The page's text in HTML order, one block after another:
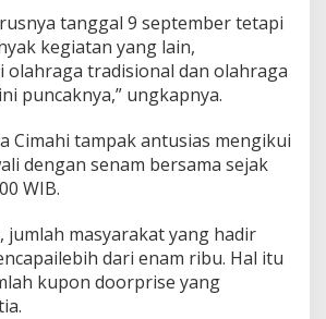
s
t
r
u
k
u
r
h
r
a
tanggal 9 september tetapi
kegiatan yang lain,
olahraga tradisional dan olahraga
puncaknya,” ungkapnya.
Cimahi tampak antusias mengikui
dengan senam bersama sejak
WIB.
jumlah masyarakat yang hadir
dari enam ribu. Hal itu
kupon doorprise yang